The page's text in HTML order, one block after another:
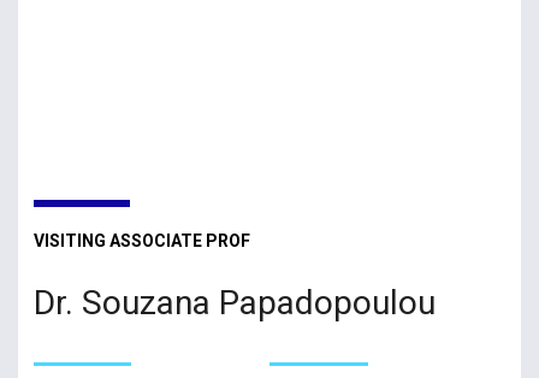
VISITING ASSOCIATE PROF
Dr. Souzana Papadopoulou